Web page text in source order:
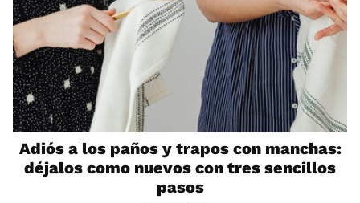
Adiós a los paños y trapos con manchas:
déjalos como nuevos con tres sencillos
pasos